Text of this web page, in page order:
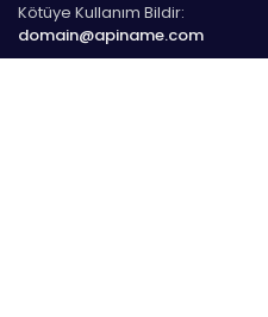
Kötüye Kullanım Bildir:
domain@apiname.com